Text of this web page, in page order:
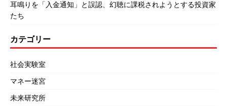
耳鳴りを「入金通知」と誤認、幻聴に課税されようとする投資家
たち
カテゴリー
社会実験室
マネー迷宮
未来研究所